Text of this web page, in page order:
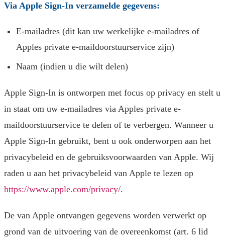
Via Apple Sign-In verzamelde gegevens:
E-mailadres (dit kan uw werkelijke e-mailadres of
Apples private e-maildoorstuurservice zijn)
Naam (indien u die wilt delen)
Apple Sign-In is ontworpen met focus op privacy en stelt u
in staat om uw e-mailadres via Apples private e-
maildoorstuurservice te delen of te verbergen. Wanneer u
Apple Sign-In gebruikt, bent u ook onderworpen aan het
privacybeleid en de gebruiksvoorwaarden van Apple. Wij
raden u aan het privacybeleid van Apple te lezen op
https://www.apple.com/privacy/.
De van Apple ontvangen gegevens worden verwerkt op
grond van de uitvoering van de overeenkomst (art. 6 lid